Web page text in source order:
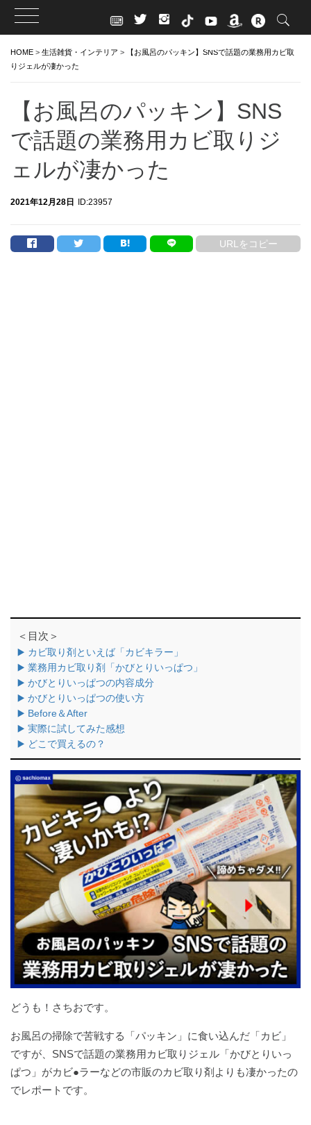
HOME > 生活雑貨・インテリア >
【お風呂のパッキン】SNSで話題の業務用カビ取
りジェルが凄かった
【お風呂のパッキン】SNS
で話題の業務用カビ取りジ
ェルが凄かった
2021年12月28日 ID:23957
URLをコピー
＜目次＞
▶️ カビ取り剤といえば「カビキラー」
▶️ 業務用カビ取り剤「かびとりいっぱつ」
▶️ かびとりいっぱつの内容成分
▶️ かびとりいっぱつの使い方
▶️ Before＆After
▶️ 実際に試してみた感想
▶️ どこで買えるの？
どうも！さちおです。
お風呂の掃除で苦戦する「パッキン」に食い込んだ「カビ」
ですが、SNSで話題の業務用カビ取りジェル「かびとりいっ
ぱつ」がカビ●ラーなどの市販のカビ取り剤よりも凄かったの
でレポートです。